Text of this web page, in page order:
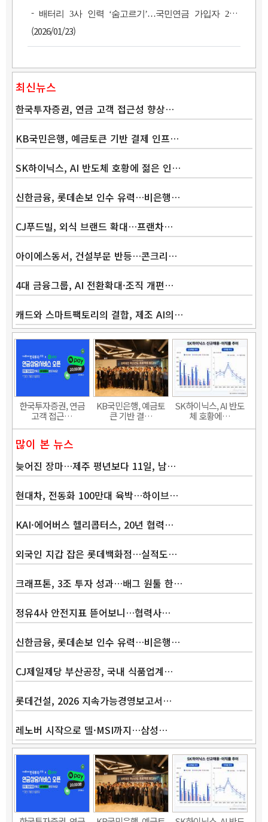
- 배터리 3사 인력 ‘숨고르기’…국민연금 가입자 2%↓
(2026/01/23)
최신뉴스
한국투자증권, 연금 고객 접근성 향상…
KB국민은행, 예금토큰 기반 결제 인프…
SK하이닉스, AI 반도체 호황에 젊은 인…
신한금융, 롯데손보 인수 유력…비은행…
CJ푸드빌, 외식 브랜드 확대…프랜차…
아이에스동서, 건설부문 반등…콘크리…
4대 금융그룹, AI 전환확대·조직 개편…
캐드와 스마트팩토리의 결합, 제조 AI의…
한국투자증권, 연금
고객 접근…
KB국민은행, 예금토
큰 기반 결…
SK하이닉스, AI 반도
체 호황에…
많이 본 뉴스
늦어진 장마…제주 평년보다 11일, 남…
현대차, 전동화 100만대 육박…하이브…
KAI·에어버스 헬리콥터스, 20년 협력…
외국인 지갑 잡은 롯데백화점…실적도…
크래프톤, 3조 투자 성과…배그 원툴 한…
정유4사 안전지표 뜯어보니…협력사…
신한금융, 롯데손보 인수 유력…비은행…
CJ제일제당 부산공장, 국내 식품업계…
롯데건설, 2026 지속가능경영보고서…
레노버 시작으로 델·MSI까지…삼성…